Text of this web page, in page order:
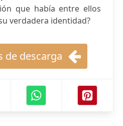
que había entre ellos
verdadera identidad?
de descarga